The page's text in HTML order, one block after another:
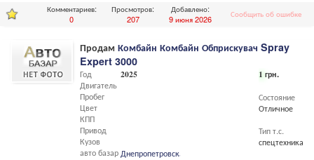
Комментариев:
0
Просмотров:
207
Добавлено:
9 июня 2026
Сообщить об ошибке
Продам Комбайн Комбайн Обприскувач Spray
Expert 3000
1 грн.
Состояние
Отличное
Тип т.с.
спецтехника
Год
Двигатель
Пробег
Цвет
КПП
Привод
Кузов
авто базар
2025
Днепропетровская